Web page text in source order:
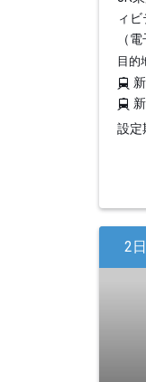
ィ
（
目的
設
2